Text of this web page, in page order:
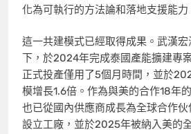
化為可執行的方法論和落地支援能力
這一共建模式已經取得成果。武漢
下，於2024年完成泰國產能擴建專
正式投產僅用了5個月時間，並於
模增長1.6倍。作為與美的合作18年
也已從國內供應商成長為全球合作
設立工廠，並於2025年被納入美的